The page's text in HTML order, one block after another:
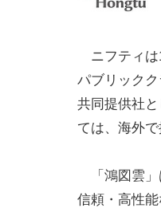
ニフティは
パブリック
共同提供社
ては、海外
「鴻図雲」
信頼・高性